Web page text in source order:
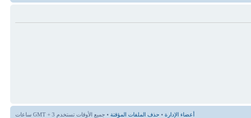
أعضاء الإدارة • حذف الملفات المؤقتة • جميع الأوقات تستخدم GMT + 3 ساعات